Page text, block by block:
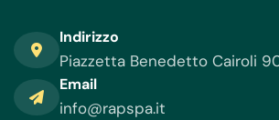
Indirizzo
Piazzetta Benedetto Cairoli
Email
info@rapspa.it